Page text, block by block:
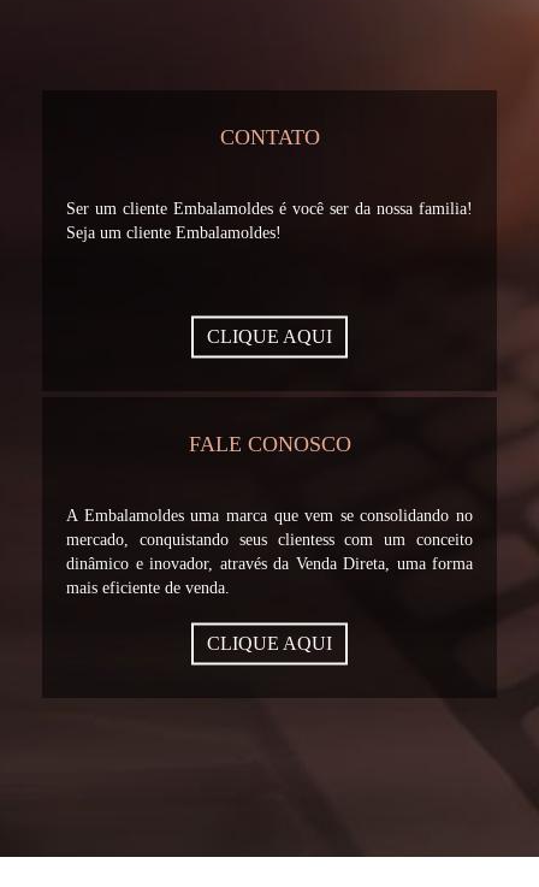
CONTATO
Ser um cliente Embalamoldes é você ser da nossa familia!
Seja um cliente Embalamoldes!
CLIQUE AQUI
FALE CONOSCO
A Embalamoldes uma marca que vem se consolidando no
mercado, conquistando seus clientess com um conceito
dinâmico e inovador, através da Venda Direta, uma forma
mais eficiente de venda.
CLIQUE AQUI